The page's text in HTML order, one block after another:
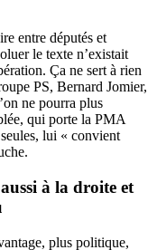
entre députés et
le texte n’existait
Ça ne sert à rien
PS, Bernard Jomier,
ne pourra plus
qui porte la PMA
lui « convient
à la droite et
plus politique,